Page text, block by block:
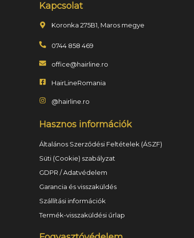
Kapcsolat
Koronka 275B1, Maros megye
0744 858 469
office@hairline.ro
HairLineRomania
@hairline.ro
Hasznos információk
Általános Szerződési Feltételek (ÁSZF)
Süti (Cookie) szabályzat
GDPR / Adatvédelem
Garancia és visszaküldés
Szállítási információk
Termék-visszaküldési űrlap